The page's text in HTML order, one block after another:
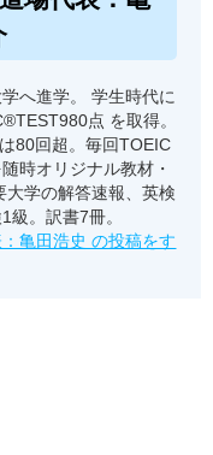
へ進学。 学生時代に
点 を取得。
80回超。毎回TOEIC
時オリジナル教材・
大学の解答速報、英検
級。訳書7冊。
亀田浩史 の投稿をす